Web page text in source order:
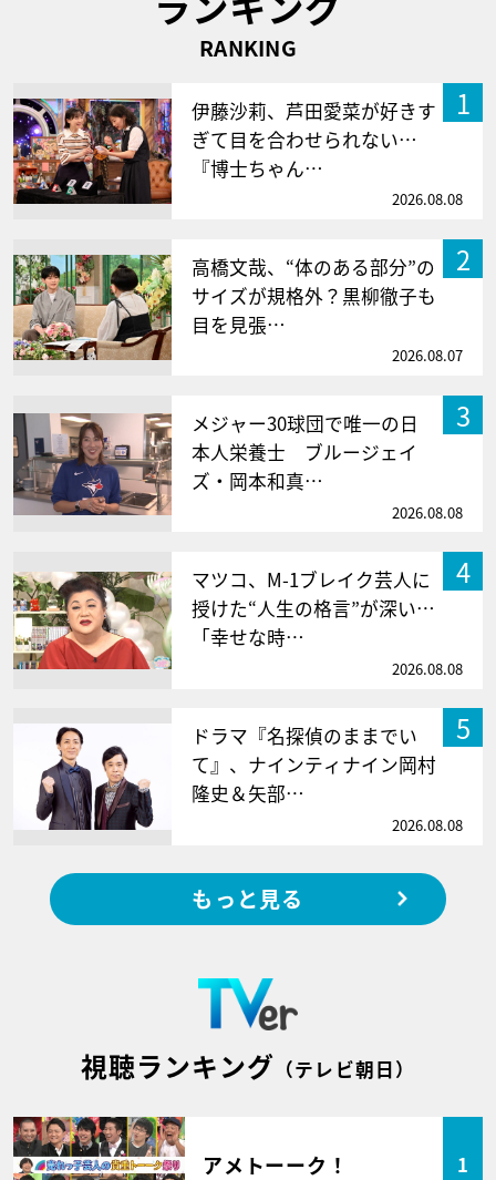
RANKING
1
伊藤沙莉、芦田愛菜が好きす
ぎて目を合わせられない…
『博士ちゃん…
2026.08.08
2
高橋文哉、“体のある部分”の
サイズが規格外？黒柳徹子も
目を見張…
2026.08.07
3
メジャー30球団で唯一の日
本人栄養士 ブルージェイ
ズ・岡本和真…
2026.08.08
4
マツコ、M-1ブレイク芸人に
授けた“人生の格言”が深い…
「幸せな時…
2026.08.08
5
ドラマ『名探偵のままでい
て』、ナインティナイン岡村
隆史＆矢部…
2026.08.08
もっと見る
視聴ランキング （テレビ朝日）
アメトーーク！ 1